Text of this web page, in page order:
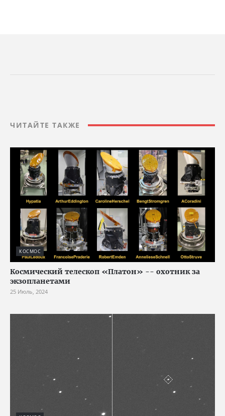
ЧИТАЙТЕ ТАКЖЕ
КОСМОС
Космический телескоп «Платон» -- охотник за
экзопланетами
25 Июль, 2024